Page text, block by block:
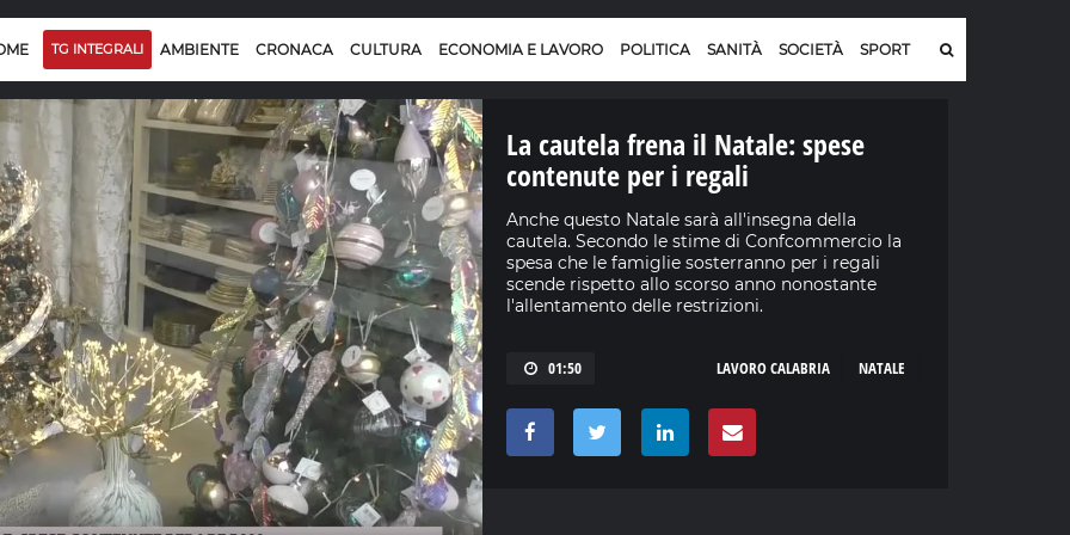
TG INTEGRALI AMBIENTE CRONACA CULTURA ECONOMIA E LAVORO POLITICA SANITÀ SOCIETÀ SPORT
La cautela frena il Natale: spese
contenute per i regali
Anche questo Natale sarà all'insegna della
cautela. Secondo le stime di Confcommercio la
spesa che le famiglie sosterranno per i regali
scende rispetto allo scorso anno nonostante
l'allentamento delle restrizioni.
01:50 NATALE
LAVORO CALABRIA